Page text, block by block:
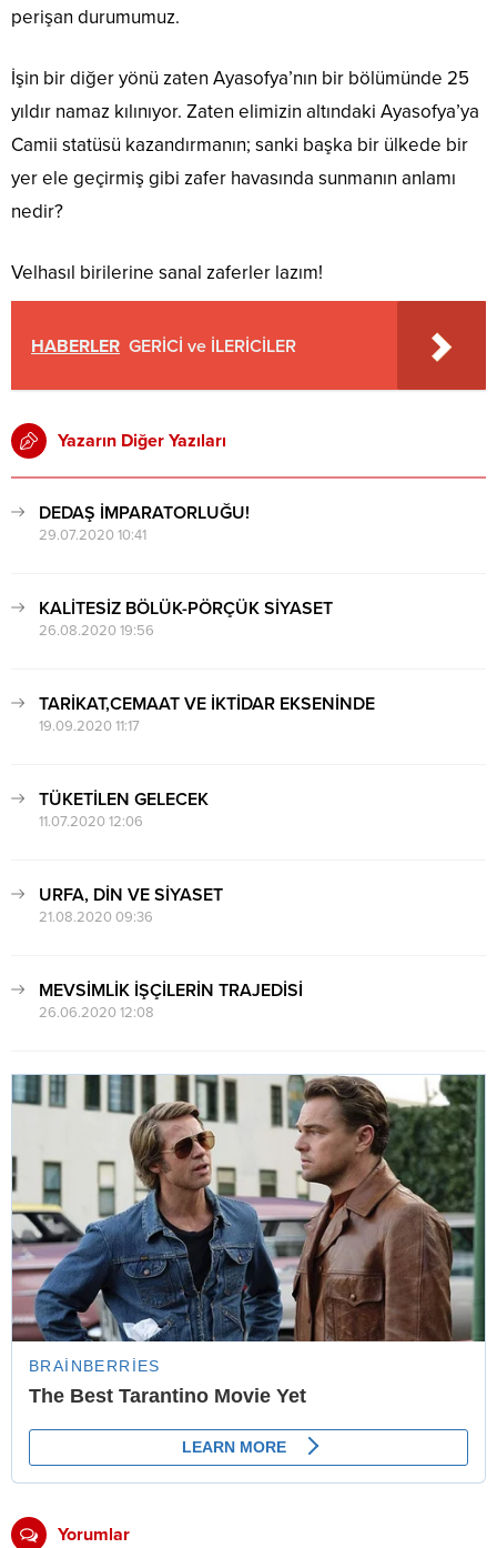
perişan durumumuz.
İşin bir diğer yönü zaten Ayasofya’nın bir bölümünde 25
yıldır namaz kılınıyor. Zaten elimizin altındaki Ayasofya’ya
Camii statüsü kazandırmanın; sanki başka bir ülkede bir
yer ele geçirmiş gibi zafer havasında sunmanın anlamı
nedir?
Velhasıl birilerine sanal zaferler lazım!
HABERLER GERİCİ ve İLERİCİLER
Yazarın Diğer Yazıları
DEDAŞ İMPARATORLUĞU!
29.07.2020 10:41
KALİTESİZ BÖLÜK-PÖRÇÜK SİYASET
26.08.2020 19:56
TARİKAT,CEMAAT VE İKTİDAR EKSENİNDE
19.09.2020 11:17
TÜKETİLEN GELECEK
11.07.2020 12:06
URFA, DİN VE SİYASET
21.08.2020 09:36
MEVSİMLİK İŞÇİLERİN TRAJEDİSİ
26.06.2020 12:08
Yorumlar